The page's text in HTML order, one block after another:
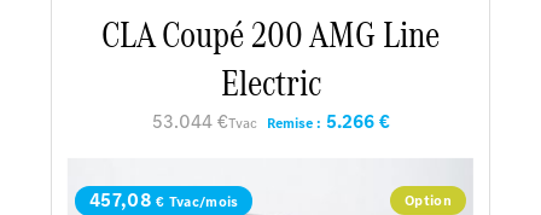
En savoir plus
Faire un essai
Option
457,08 € Tvac/mois
CLA Coupé 200 AMG Line
Electric
53.044 €Tvac Remise : 5.266 €